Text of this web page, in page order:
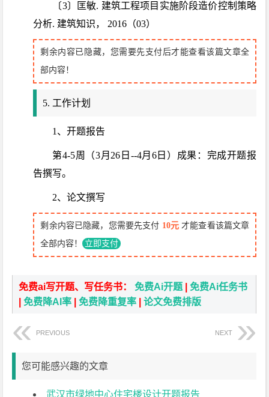
〔3〕匡敏. 建筑工程项目实施阶段造价控制策略
分析. 建筑知识， 2016（03）
剩余内容已隐藏，您需要先支付后才能查看该篇文章全
部内容！
5. 工作计划
1、开题报告
第4-5周（3月26日--4月6日）成果：完成开题报
告撰写。
2、论文撰写
剩余内容已隐藏，您需要先支付 10元才能查看该篇文章
全部内容！ 立即支付
免费ai写开题、写任务书：免费Ai开题 |免费Ai任务书
|免费降AI率 |免费降重复率 |论文免费排版
PREVIOUS NEXT
您可能感兴趣的文章
武汉市绿地中心住宅楼设计开题报告